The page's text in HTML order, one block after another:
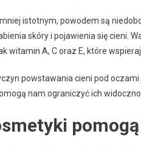
istotnym, powodem są
skóry i pojawienia się cieni.
witamin A, C oraz E, które
powstawania cieni pod
nam ograniczyć ich